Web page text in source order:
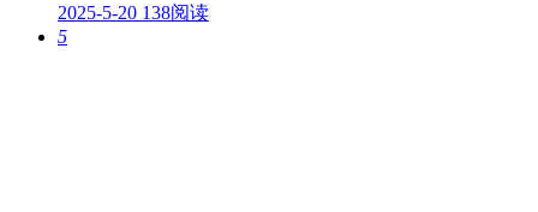
2025-5-20 138阅读
5